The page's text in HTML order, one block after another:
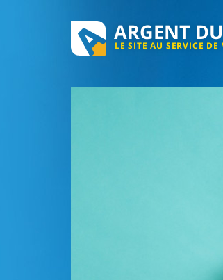
ARGENT
LE SITE AU SERVICE